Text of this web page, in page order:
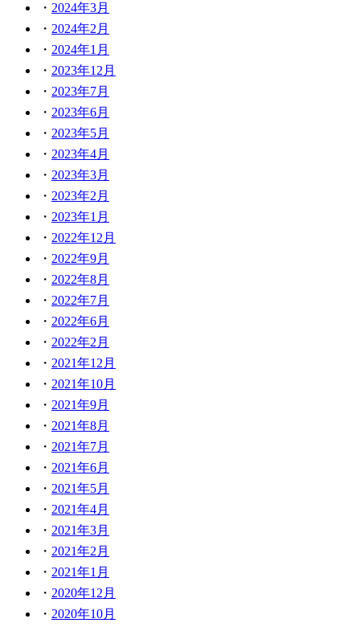
2024年3月
2024年2月
2024年1月
2023年12月
2023年7月
2023年6月
2023年5月
2023年4月
2023年3月
2023年2月
2023年1月
2022年12月
2022年9月
2022年8月
2022年7月
2022年6月
2022年2月
2021年12月
2021年10月
2021年9月
2021年8月
2021年7月
2021年6月
2021年5月
2021年4月
2021年3月
2021年2月
2021年1月
2020年12月
2020年10月